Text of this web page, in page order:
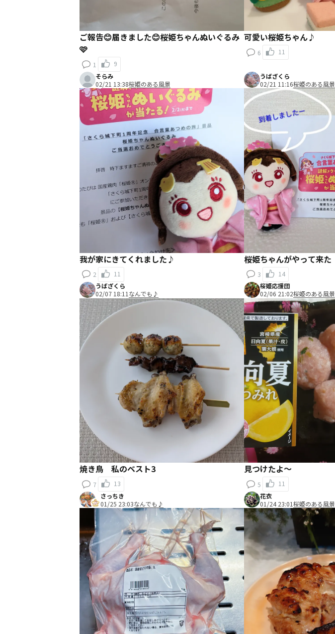
ご報告😊届きました😊桜姫ちゃんぬいぐるみ
🩷
1 9
可愛い桜姫ちゃん♪
6 11
そらみ
02/21 13:38桜姫のある風景
我が家にきてくれました♪
2 11
うばざくら
02/21 11:16桜姫のある風景
桜姫ちゃんがやって来た
3 14
うばざくら
02/07 18:11 なんでも♪
焼き鳥 私のベスト3
7 13
桜姫応援団
02/06 21:02桜姫のある風景
見つけたよ〜
5 11
さっちき
01/25 23:03なんでも♪
花衣
01/24 23:01桜姫のある風景